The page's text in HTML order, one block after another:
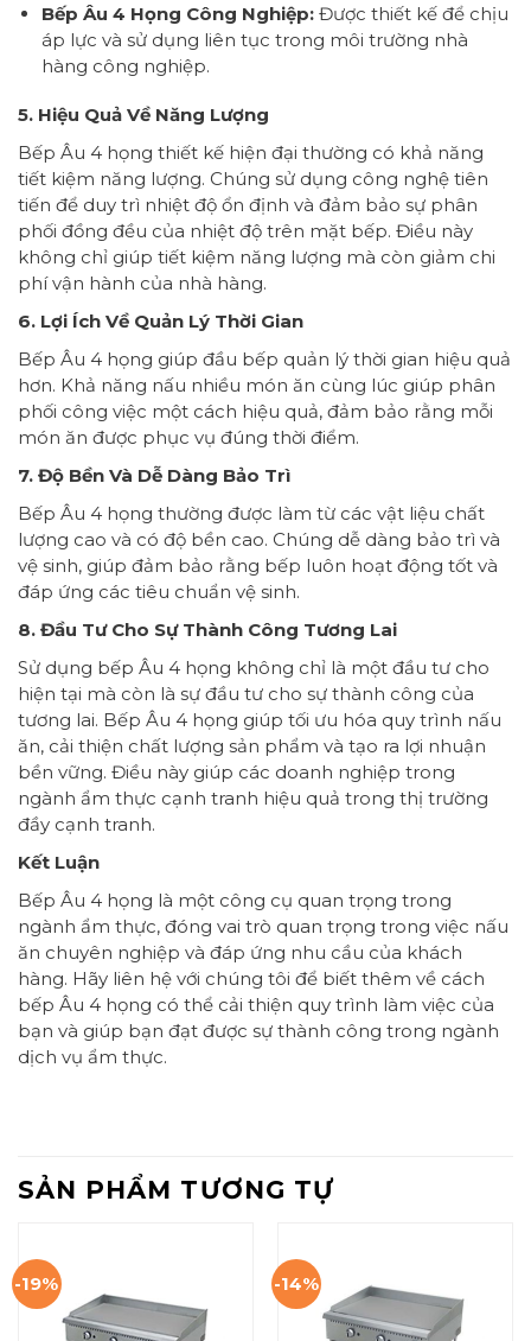
Bếp Âu 4 Họng Công Nghiệp:Được thiết kế để chịu
áp lực và sử dụng liên tục trong môi trường nhà
hàng công nghiệp.
5. Hiệu Quả Về Năng Lượng
Bếp Âu 4 họng thiết kế hiện đại thường có khả năng
tiết kiệm năng lượng. Chúng sử dụng công nghệ tiên
tiến để duy trì nhiệt độ ổn định và đảm bảo sự phân
phối đồng đều của nhiệt độ trên mặt bếp. Điều này
không chỉ giúp tiết kiệm năng lượng mà còn giảm chi
phí vận hành của nhà hàng.
6. Lợi Ích Về Quản Lý Thời Gian
Bếp Âu 4 họng giúp đầu bếp quản lý thời gian hiệu quả
hơn. Khả năng nấu nhiều món ăn cùng lúc giúp phân
phối công việc một cách hiệu quả, đảm bảo rằng mỗi
món ăn được phục vụ đúng thời điểm.
7. Độ Bền Và Dễ Dàng Bảo Trì
Bếp Âu 4 họng thường được làm từ các vật liệu chất
lượng cao và có độ bền cao. Chúng dễ dàng bảo trì và
vệ sinh, giúp đảm bảo rằng bếp luôn hoạt động tốt và
đáp ứng các tiêu chuẩn vệ sinh.
8. Đầu Tư Cho Sự Thành Công Tương Lai
Sử dụng bếp Âu 4 họng không chỉ là một đầu tư cho
hiện tại mà còn là sự đầu tư cho sự thành công của
tương lai. Bếp Âu 4 họng giúp tối ưu hóa quy trình nấu
ăn, cải thiện chất lượng sản phẩm và tạo ra lợi nhuận
bền vững. Điều này giúp các doanh nghiệp trong
ngành ẩm thực cạnh tranh hiệu quả trong thị trường
đầy cạnh tranh.
Kết Luận
Bếp Âu 4 họng là một công cụ quan trọng trong
ngành ẩm thực, đóng vai trò quan trọng trong việc nấu
ăn chuyên nghiệp và đáp ứng nhu cầu của khách
hàng. Hãy liên hệ với chúng tôi để biết thêm về cách
bếp Âu 4 họng có thể cải thiện quy trình làm việc của
bạn và giúp bạn đạt được sự thành công trong ngành
dịch vụ ẩm thực.
SẢN PHẨM TƯƠNG TỰ
-19% -14%